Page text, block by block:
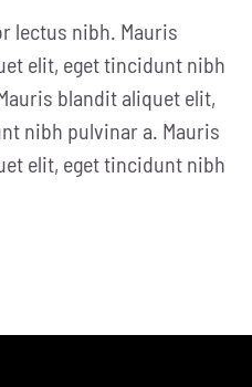
lectus nibh. Mauris
elit, eget tincidunt nibh
blandit aliquet elit,
nibh pulvinar a. Mauris
elit, eget tincidunt nibh